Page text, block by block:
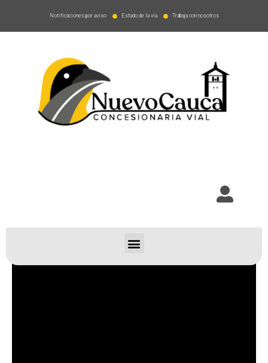
Notificaciones por aviso Estado de la via Trabaja con nosotros